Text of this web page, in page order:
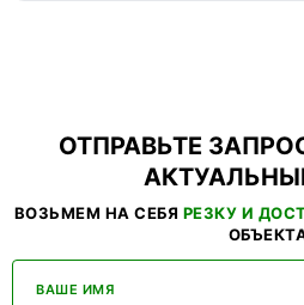
ОТПРАВЬТЕ
ВОЗЬМЕМ НА СЕБЯ РЕЗКУ И
ВАШЕ ИМЯ